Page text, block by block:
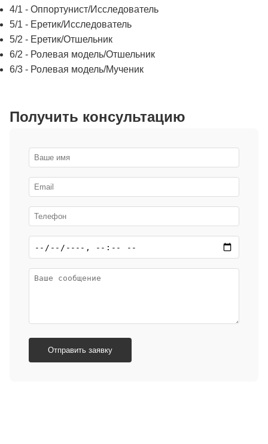
4/1 - Оппортунист/Исследователь
5/1 - Еретик/Исследователь
5/2 - Еретик/Отшельник
6/2 - Ролевая модель/Отшельник
6/3 - Ролевая модель/Мученик
Получить консультацию
Отправить заявку